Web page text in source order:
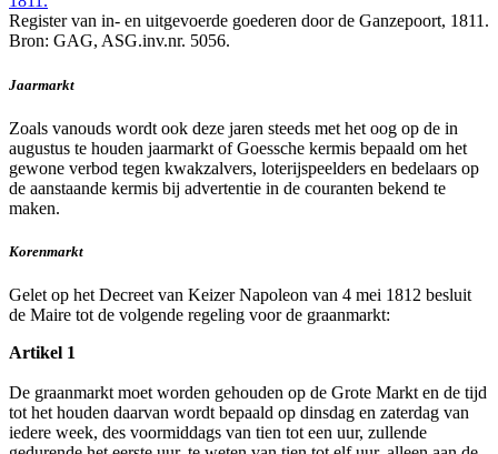
Register van in- en uitgevoerde goederen door de Ganzepoort, 1811.
Bron: GAG, ASG.inv.nr. 5056.
Jaarmarkt
Zoals vanouds wordt ook deze jaren steeds met het oog op de in
augustus te houden jaarmarkt of Goessche kermis bepaald om het
gewone verbod tegen kwakzalvers, loterijspeelders en bedelaars op
de aanstaande kermis bij advertentie in de couranten bekend te
maken.
Korenmarkt
Gelet op het Decreet van Keizer Napoleon van 4 mei 1812 besluit
de Maire tot de volgende regeling voor de graanmarkt:
Artikel 1
De graanmarkt moet worden gehouden op de Grote Markt en de tijd
tot het houden daarvan wordt bepaald op dinsdag en zaterdag van
iedere week, des voormiddags van tien tot een uur, zullende